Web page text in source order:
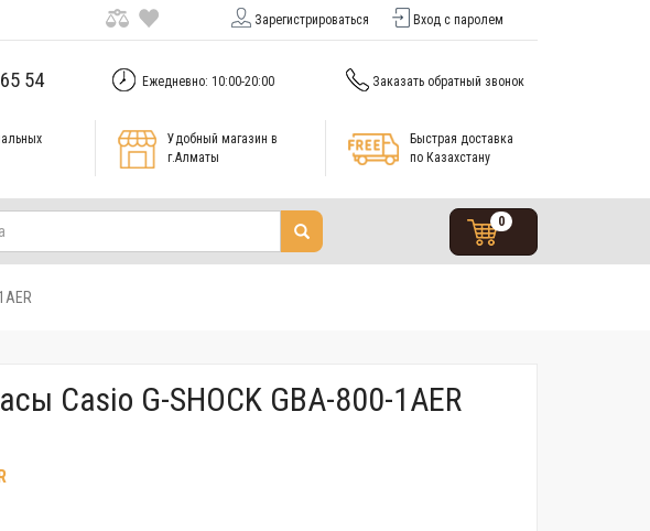
Зарегистрироваться Вход с паролем
54 Ежедневно: 10:00-20:00 Заказать обратный звонок
Удобный магазин в
г.Алматы
Быстрая доставка
по Казахстану
0
Casio G-SHOCK GBA-800-1AER